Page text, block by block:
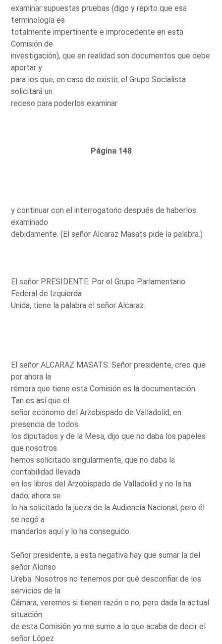
examinar supuestas pruebas (digo y repito que esa
terminología es
totalmente impertinente e improcedente en esta
Comisión de
investigación), que en realidad son documentos que debe
aportar y
para los que, en caso de existir, el Grupo Socialista
solicitará un
receso para poderlos examinar
Página 148
y continuar con el interrogatorio después de haberlos
examinado
debidamente. (El señor Alcaraz Masats pide la palabra.)
El señor PRESIDENTE: Por el Grupo Parlamentario
Federal de Izquierda
Unida, tiene la palabra el señor Alcaraz.
El señor ALCARAZ MASATS: Señor presidente, creo que
por ahora la
rémora que tiene esta Comisión es la documentación.
Tan es así que el
señor ecónomo del Arzobispado de Valladolid, en
presencia de todos
los diputados y de la Mesa, dijo que no daba los papeles
que nosotros
hemos solicitado singularmente, que no daba la
contabilidad llevada
en los libros del Arzobispado de Valladolid y no la ha
dado; ahora se
lo ha solicitado la jueza de la Audiencia Nacional, pero él
se negó a
mandarlos aquí y lo ha conseguido.
Señor presidente, a esta negativa hay que sumar la del
señor Alonso
Ureba. Nosotros no tenemos por qué desconfiar de los
servicios de la
Cámara, veremos si tienen razón o no, pero dada la actual
situación
de esta Comisión yo me sumo a lo que acaba de decir el
señor López